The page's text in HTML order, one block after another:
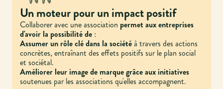
Un moteur pour un impact positif
Collaborer avec une association permet aux entreprises
d'avoir la possibilité de :
Assumer un rôle clé dans la sociétéà travers des actions
concrètes, entraînant des effets positifs sur le plan social
et sociétal.
Améliorer leur image de marque grâce aux initiatives
soutenues par les associations qu'elles accompagnent.